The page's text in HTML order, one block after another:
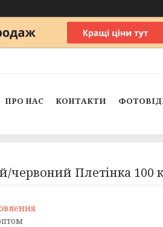
ПРО НАС КОНТАКТИ
Плетінка 100